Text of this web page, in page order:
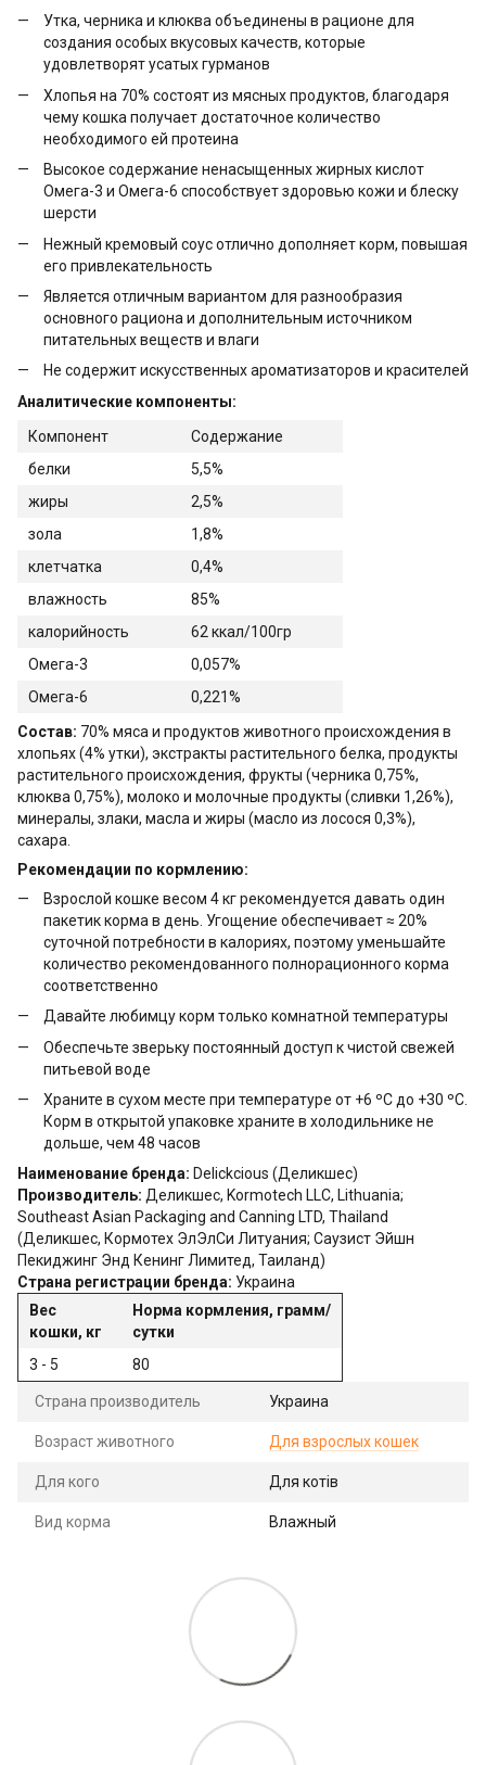
Утка, черника и клюква объединены в рационе для
создания особых вкусовых качеств, которые
удовлетворят усатых гурманов
Хлопья на 70% состоят из мясных продуктов, благодаря
чему кошка получает достаточное количество
необходимого ей протеина
Высокое содержание ненасыщенных жирных кислот
Омега-3 и Омега-6 способствует здоровью кожи и блеску
шерсти
Нежный кремовый соус отлично дополняет корм, повышая
его привлекательность
Является отличным вариантом для разнообразия
основного рациона и дополнительным источником
питательных веществ и влаги
Не содержит искусственных ароматизаторов и красителей
Аналитические компоненты:
Компонент
Содержание
белки
5,5%
жиры
2,5%
зола
1,8%
клетчатка
0,4%
влажность
85%
калорийность
62 ккал/100гр
Омега-3
0,057%
Омега-6
0,221%
Состав: 70% мяса и продуктов животного происхождения в
хлопьях (4% утки), экстракты растительного белка, продукты
растительного происхождения, фрукты (черника 0,75%,
клюква 0,75%), молоко и молочные продукты (сливки 1,26%),
минералы, злаки, масла и жиры (масло из лосося 0,3%),
сахара.
Рекомендации по кормлению:
Взрослой кошке весом 4 кг рекомендуется давать один
пакетик корма в день. Угощение обеспечивает ≈ 20%
суточной потребности в калориях, поэтому уменьшайте
количество рекомендованного полнорационного корма
соответственно
Давайте любимцу корм только комнатной температуры
Обеспечьте зверьку постоянный доступ к чистой свежей
питьевой воде
Храните в сухом месте при температуре от +6 ºС до +30 ºС.
Корм в открытой упаковке храните в холодильнике не
дольше, чем 48 часов
Наименование бренда: Delickcious (Деликшес)
Производитель: Деликшес, Kormotech LLC, Lithuania;
Southeast Asian Packaging and Canning LTD, Thailand
(Деликшес, Кормотех ЭлЭлСи Литуания; Саузист Эйшн
Пекиджинг Энд Кенинг Лимитед, Таиланд)
Страна регистрации бренда: Украина
Вес
кошки, кг
Норма кормления, грамм/
сутки
3 - 5
80
Страна производитель Украина
Возраст животного Для взрослых кошек
Для кого Для котів
Вид корма Влажный